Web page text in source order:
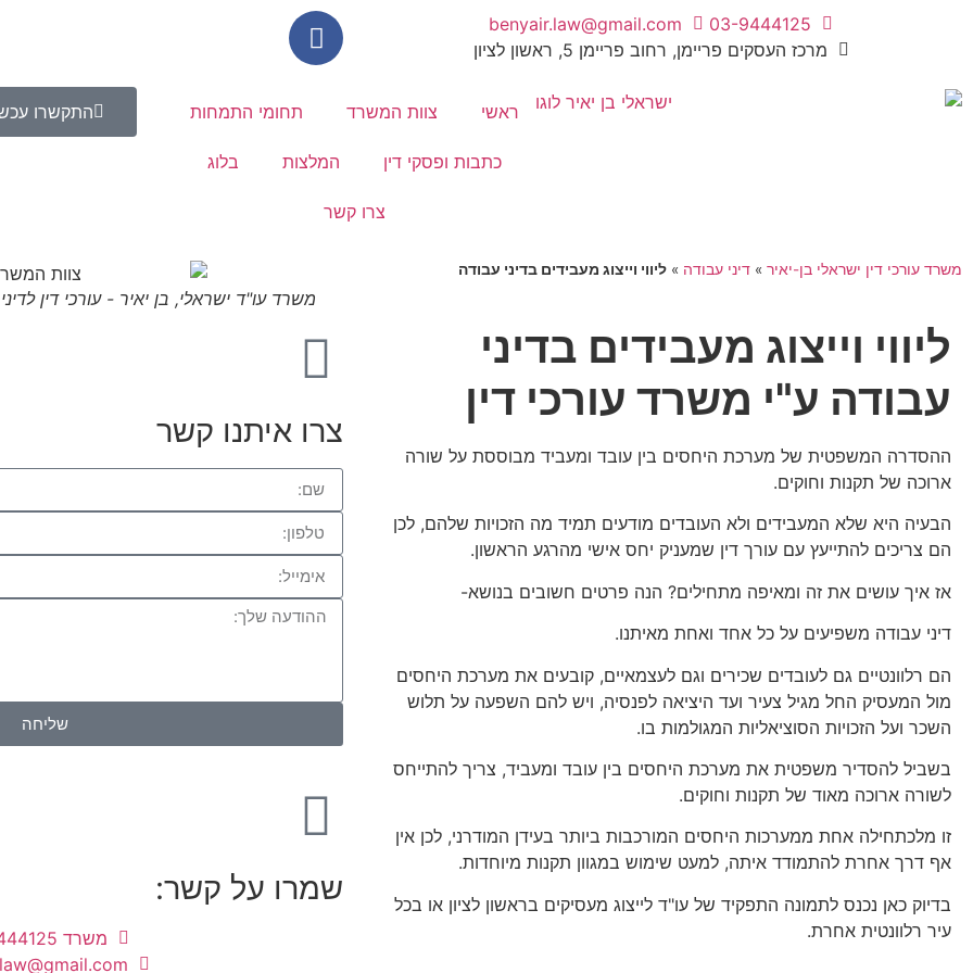
03-9444125
benyair.law@gmail.com
מרכז העסקים פריימן, רחוב פריימן 5, ראשון לציון
ראשי צוות המשרד תחומי התמחות
כתבות ופסקי דין המלצות בלוג
צרו קשר
התקשרו
משרד עורכי דין ישראלי בן-יאיר » דיני עבודה » ליווי וייצוג מעבידים בדיני עבודה
ליווי וייצוג מעבידים בדיני
עבודה ע"י משרד עורכי דין
ההסדרה המשפטית של מערכת היחסים בין עובד ומעביד מבוססת על שורה
ארוכה של תקנות וחוקים.
הבעיה היא שלא המעבידים ולא העובדים מודעים תמיד מה הזכויות שלהם, לכן
הם צריכים להתייעץ עם עורך דין שמעניק יחס אישי מהרגע הראשון.
אז איך עושים את זה ומאיפה מתחילים? הנה פרטים חשובים בנושא-
דיני עבודה משפיעים על כל אחד ואחת מאיתנו.
הם רלוונטיים גם לעובדים שכירים וגם לעצמאיים, קובעים את מערכת היחסים
מול המעסיק החל מגיל צעיר ועד היציאה לפנסיה, ויש להם השפעה על תלוש
השכר ועל הזכויות הסוציאליות המגולמות בו.
בשביל להסדיר משפטית את מערכת היחסים בין עובד ומעביד, צריך להתייחס
לשורה ארוכה מאוד של תקנות וחוקים.
זו מלכתחילה אחת ממערכות היחסים המורכבות ביותר בעידן המודרני, לכן אין
אף דרך אחרת להתמודד איתה, למעט שימוש במגוון תקנות מיוחדות.
בדיוק כאן נכנס לתמונה התפקיד של עו"ד לייצוג מעסיקים בראשון לציון או בכל
עיר רלוונטית אחרת.
משרד עו"ד ישראלי, בן יאיר - עורכי דין
צרו איתנו קשר
שליחה
שמרו על קשר:
משרד 03-9444125